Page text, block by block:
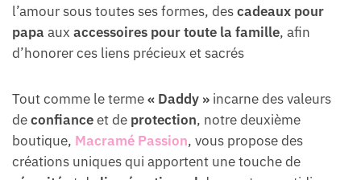
l’amour sous toutes ses formes, descadeaux pour
papa aux accessoires pour toute la famille, afin
d’honorer ces liens précieux et sacrés
Tout comme le terme« Daddy » incarne des valeurs
deconfianceet de protection, notre deuxième
boutique, Macramé Passion, vous propose des
créations uniques qui apportent une touche de